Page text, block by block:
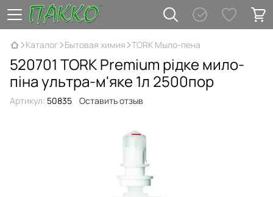
Каталог Бытовая химия TORK Мыло-пена
520701 TORK Premium рідке мило-
піна ультра-м'яке 1л 2500пор
Артикул: 50835 Оставить отзыв